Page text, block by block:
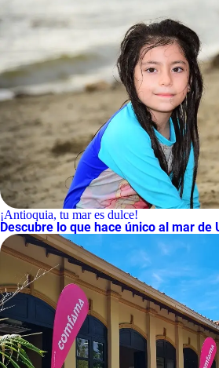
¡Antioquia, tu mar es dulce!
Descubre lo que hace único al mar de